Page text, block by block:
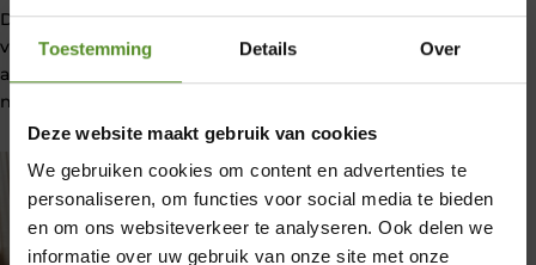
Toestemming Details Over
Deze website maakt gebruik van cookies
We gebruiken cookies om content en advertenties te
personaliseren, om functies voor social media te bieden
en om ons websiteverkeer te analyseren. Ook delen we
informatie over uw gebruik van onze site met onze
Door te letten op kwaliteit, ventilatie en ondersteuning
vindt u uiteindelijk een traagschuim matras dat perfect
aansluit bij uw lichaam en zorgt voor een comfortabele
nachtrust.